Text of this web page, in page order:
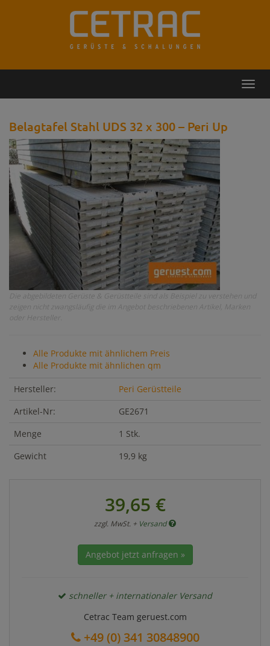
Belagtafel Stahl UDS 32 x 300 – Peri Up
Die abgebildeten Gerüste & Gerüstteile sind als Beispiel zu verstehen und
zeigen nicht zwangsläufig die im Angebot beschriebenen Artikel, Marken
oder Hersteller.
Alle Produkte mit ähnlichem Preis
Alle Produkte mit ähnlichen qm
Hersteller:
Peri Gerüstteile
Artikel-Nr:
GE2671
Menge
1 Stk.
Gewicht
19,9 kg
39,65 €
zzgl. MwSt. + Versand
Angebot jetzt anfragen »
schneller + internationaler Versand
Cetrac Team geruest.com
+49 (0) 341 30848900